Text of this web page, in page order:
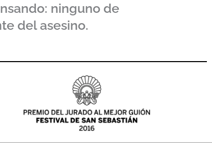
ninguno de
del asesino.